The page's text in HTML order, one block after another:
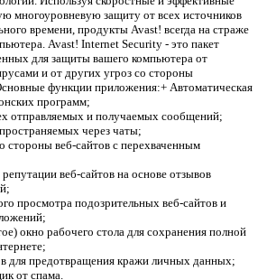
многоуровневую защиту от всех источников
времени, продукты Avast! всегда на страже
Avast! Internet Security - это пакет
для защиты вашего компьютера от
и от других угроз со стороны
функции приложения:+ Автоматическая
программ;
отправляемых и получаемых сообщений;
через чаты;
стороны веб-сайтов с перехваченным
веб-сайтов на основе отзывов
просмотра подозрительных веб-сайтов и
окно рабочего стола для сохранения полной
для предотвращения кражи личных данных;
от спама.